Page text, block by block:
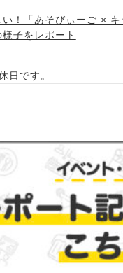
！「あそびぃーご × キ
子をレポート
日です。